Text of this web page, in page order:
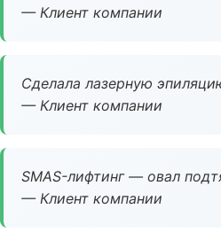
— Клиент компании
Сделала лазерную
— Клиент компании
SMAS-лифтинг — овал
— Клиент компании